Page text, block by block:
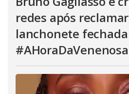
redes após
lanchonete fechada